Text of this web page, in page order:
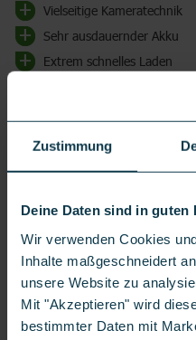
Zustimmung
Deine Daten sind in guten
Wir verwenden Cookies
Inhalte maßgeschneidert
unsere Website zu
Mit "Akzeptieren" wird
bestimmter Daten mit
Vielseitige Kameratechnik
Sehr ausdauernder Akku
Extrem schnelles Laden
Etwas höheres Gewicht
DAS XIAOMI
VERTRAG
Mit einem Vertrag bei
Xiaomi Redmi Note 15